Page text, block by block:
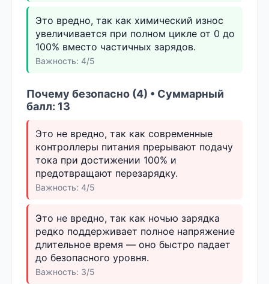
Это вредно, так как химический износ
увеличивается при полном цикле от 0 до
100% вместо частичных зарядов.
Важность: 4/5
Почему безопасно (4) • Суммарный
балл: 13
Это не вредно, так как современные
контроллеры питания прерывают подачу
тока при достижении 100% и
предотвращают перезарядку.
Важность: 4/5
Это не вредно, так как ночью зарядка
редко поддерживает полное напряжение
длительное время — оно быстро падает
до безопасного уровня.
Важность: 3/5